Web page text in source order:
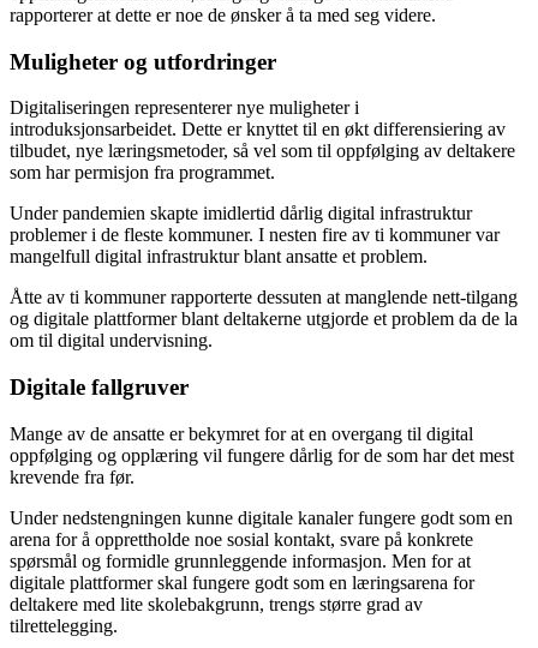
rapporterer at dette er noe de ønsker å ta med seg videre.
Muligheter og utfordringer
Digitaliseringen representerer nye muligheter i
introduksjonsarbeidet. Dette er knyttet til en økt differensiering av
tilbudet, nye læringsmetoder, så vel som til oppfølging av deltakere
som har permisjon fra programmet.
Under pandemien skapte imidlertid dårlig digital infrastruktur
problemer i de fleste kommuner. I nesten fire av ti kommuner var
mangelfull digital infrastruktur blant ansatte et problem.
Åtte av ti kommuner rapporterte dessuten at manglende nett-tilgang
og digitale plattformer blant deltakerne utgjorde et problem da de la
om til digital undervisning.
Digitale fallgruver
Mange av de ansatte er bekymret for at en overgang til digital
oppfølging og opplæring vil fungere dårlig for de som har det mest
krevende fra før.
Under nedstengningen kunne digitale kanaler fungere godt som en
arena for å opprettholde noe sosial kontakt, svare på konkrete
spørsmål og formidle grunnleggende informasjon. Men for at
digitale plattformer skal fungere godt som en læringsarena for
deltakere med lite skolebakgrunn, trengs større grad av
tilrettelegging.